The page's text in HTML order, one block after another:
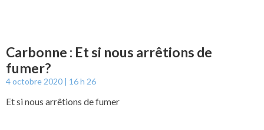
Carbonne : Et si nous arrêtions de
fumer?
4 octobre 2020 16 h 26
Et si nous arrêtions de fumer